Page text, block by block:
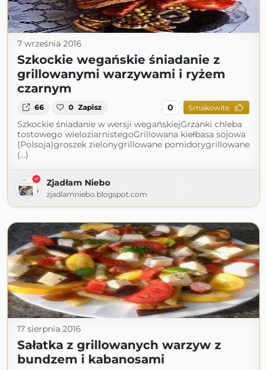
7 września 2016
Szkockie wegańskie śniadanie z
grillowanymi warzywami i ryżem
czarnym
66 0 Zapisz 0 Smakowite
Szkockie śniadanie w wersji wegańskiejGrzanki chleba
tostowego wieloziarnistegoGrillowana kiełbasa sojowa
(Polsoja)groszek zielonygrillowane pomidorygrillowane
(...)
Zjadłam Niebo
zjadlamniebo.blogspot.com
17 sierpnia 2016
Sałatka z grillowanych warzyw z
bundzem i kabanosami